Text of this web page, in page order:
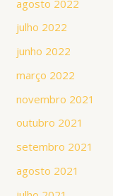
agosto 2022
julho 2022
junho 2022
março 2022
novembro 2021
outubro 2021
setembro 2021
agosto 2021